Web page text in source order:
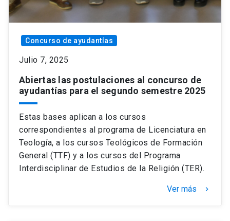
Concurso de ayudantías
Julio 7, 2025
Abiertas las postulaciones al concurso de
ayudantías para el segundo semestre 2025
Estas bases aplican a los cursos
correspondientes al programa de Licenciatura en
Teología, a los cursos Teológicos de Formación
General (TTF) y a los cursos del Programa
Interdisciplinar de Estudios de la Religión (TER).
Ver más keyboard_arrow_right